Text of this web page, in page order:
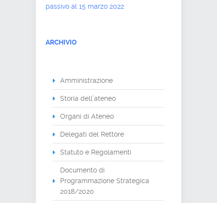
passivo al 15 marzo 2022
ARCHIVIO
Amministrazione
Storia dell’ateneo
Organi di Ateneo
Delegati del Rettore
Statuto e Regolamenti
Documento di
Programmazione Strategica
2018/2020